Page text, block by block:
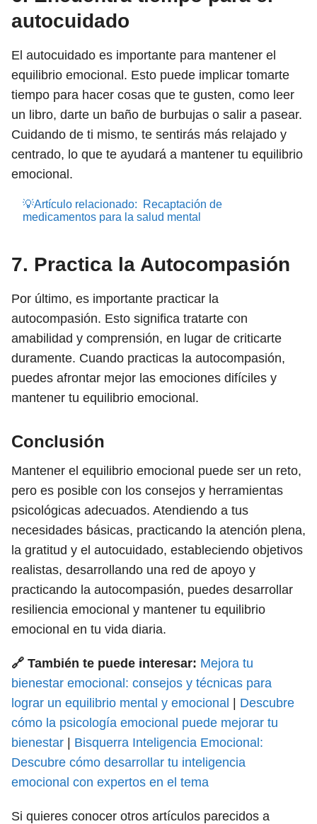
autocuidado
El autocuidado es importante para mantener el
equilibrio emocional. Esto puede implicar tomarte
tiempo para hacer cosas que te gusten, como leer
un libro, darte un baño de burbujas o salir a pasear.
Cuidando de ti mismo, te sentirás más relajado y
centrado, lo que te ayudará a mantener tu equilibrio
emocional.
💡Artículo relacionado:
Recaptación de
medicamentos para la salud mental
7. Practica la Autocompasión
Por último, es importante practicar la
autocompasión. Esto significa tratarte con
amabilidad y comprensión, en lugar de criticarte
duramente. Cuando practicas la autocompasión,
puedes afrontar mejor las emociones difíciles y
mantener tu equilibrio emocional.
Conclusión
Mantener el equilibrio emocional puede ser un reto,
pero es posible con los consejos y herramientas
psicológicas adecuados. Atendiendo a tus
necesidades básicas, practicando la atención plena,
la gratitud y el autocuidado, estableciendo objetivos
realistas, desarrollando una red de apoyo y
practicando la autocompasión, puedes desarrollar
resiliencia emocional y mantener tu equilibrio
emocional en tu vida diaria.
🔗 También te puede interesar: Mejora tu
bienestar emocional: consejos y técnicas para
lograr un equilibrio mental y emocional
Descubre
cómo la psicología emocional puede mejorar tu
bienestar
Bisquerra Inteligencia Emocional:
Descubre cómo desarrollar tu inteligencia
emocional con expertos en el tema
Si quieres conocer otros artículos parecidos a